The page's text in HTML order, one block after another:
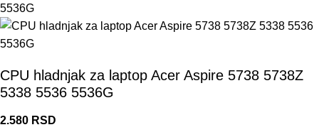
CPU hladnjak za laptop Acer Aspire 5738 5738Z
5338 5536 5536G
2.580 RSD